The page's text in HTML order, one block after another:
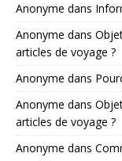
Anonyme dans
Anonyme dans
articles de voyage ?
Anonyme dans
Anonyme dans
articles de voyage ?
Anonyme dans